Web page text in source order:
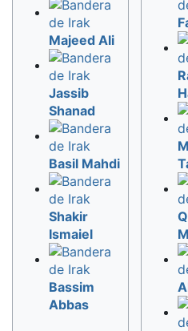
Majeed Ali
Jassib
Shanad
Basil Mahdi
Shakir
Ismaiel
Bassim
Abbas